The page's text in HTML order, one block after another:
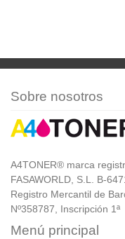
Sobre nosotros
A4TONER® marca
FASAWORLD, S.L. B-
Registro Mercantil de
Nº358787, Inscripción 1ª
Menú principal